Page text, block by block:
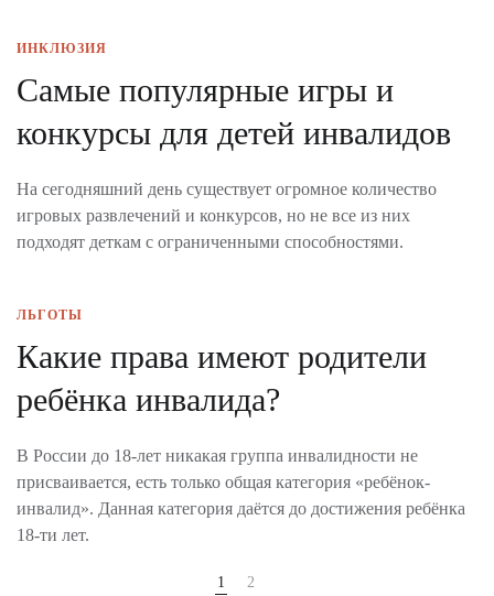
ИНКЛЮЗИЯ
Самые популярные игры и
конкурсы для детей инвалидов
На сегодняшний день существует огромное количество
игровых развлечений и конкурсов, но не все из них
подходят деткам с ограниченными способностями.
ЛЬГОТЫ
Какие права имеют родители
ребёнка инвалида?
В России до 18-лет никакая группа инвалидности не
присваивается, есть только общая категория «ребёнок-
инвалид». Данная категория даётся до достижения ребёнка
18-ти лет.
1 2